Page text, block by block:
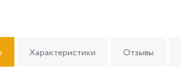
Характеристики Отзывы